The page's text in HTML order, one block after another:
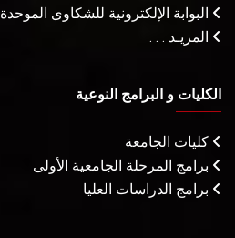
البوابة الإلكترونية للشكاوى الموحدة
المزيـد . . .
الكليات و البرامج النوعية
كليات الجامعة
برامج المرحلة الجامعية الأولى
برامج الدراسات العليا